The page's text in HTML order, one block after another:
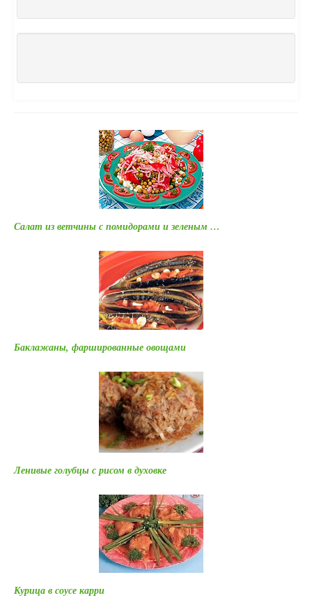
Салат из ветчины с помидорами и зеленым …
Баклажаны, фаршированные овощами
Ленивые голубцы с рисом в духовке
Курица в соусе карри